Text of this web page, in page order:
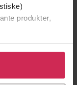
produkter,
til å
kan også
ved å klikke
249,-
Roy Jacobsen